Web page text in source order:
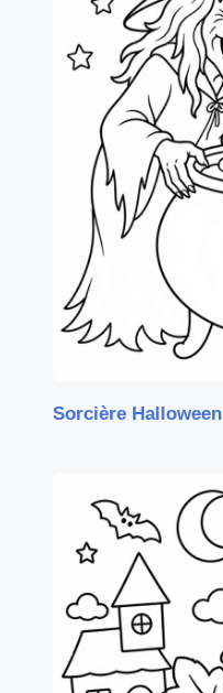
Sorcière Halloween